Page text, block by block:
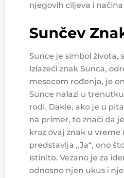
njegovih ciljeva i
Sunčev
Sunce je simbol života,
Izlazeći znak Sunca,
mesecom rođenja, je
Sunce nalazi u
rodi. Dakle, ako je u
na primer, to znači da
kroz ovaj znak u vreme
predstavlja „Ja“, ono
istinito. Vezano je za
odnosno njen ukus i